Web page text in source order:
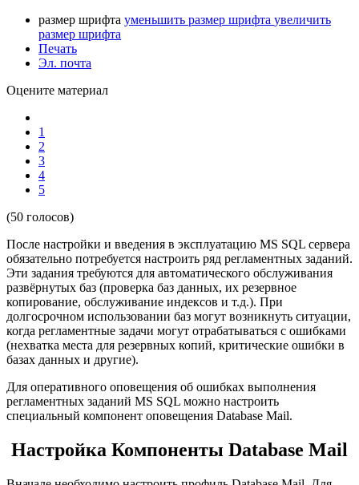
размер шрифта уменьшить размер шрифта увеличить
размер шрифта
Печать
Эл. почта
Оцените материал
1
2
3
4
5
(50 голосов)
После настройки и введения в эксплуатацию MS SQL сервера
обязательно потребуется настроить ряд регламентных заданий.
Эти задания требуются для автоматического обслуживания
развёрнутых баз (проверка баз данных, их резервное
копирование, обслуживание индексов и т.д.). При
долгосрочном использовании баз могут возникнуть ситуации,
когда регламентные задачи могут отрабатываться с ошибками
(нехватка места для резервных копий, критические ошибки в
базах данных и другие).
Для оперативного оповещения об ошибках выполнения
регламентных заданий MS SQL можно настроить
специальный компонент оповещения Database Mail.
Настройка Компоненты Database Mail